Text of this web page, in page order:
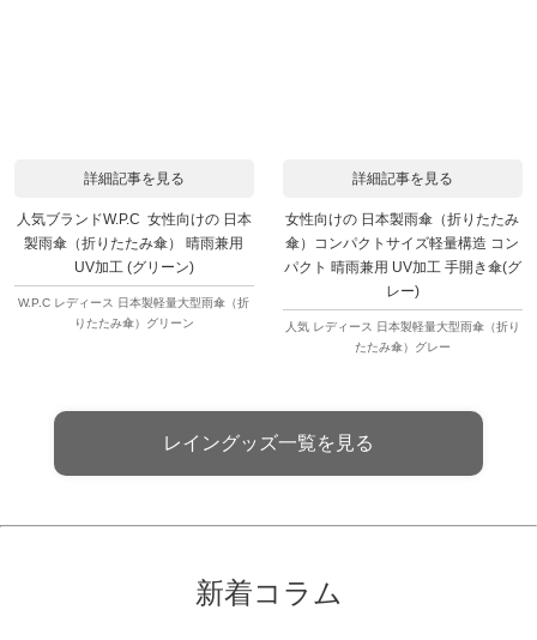
詳細記事を見る
人気ブランドW.P.C 女性向けの 日本
製雨傘（折りたたみ傘） 晴雨兼用
UV加工 (グリーン)
W.P.C レディース 日本製軽量大型雨傘（折
りたたみ傘）グリーン
詳細記事を見る
女性向けの 日本製雨傘（折りたたみ
傘）コンパクトサイズ軽量構造 コン
パクト 晴雨兼用 UV加工 手開き傘(グ
レー)
人気 レディース 日本製軽量大型雨傘（折り
たたみ傘）グレー
レイングッズ一覧を見る
新着コラム